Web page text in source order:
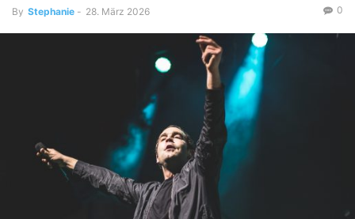
By Stephanie - 28. März 2026 0